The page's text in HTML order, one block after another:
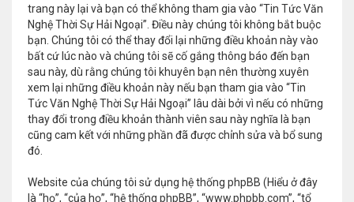
trang này lại và bạn có thể không tham gia vào “Tin Tức Văn
Nghệ Thời Sự Hải Ngoại”. Điều này chúng tôi không bắt buộc
bạn. Chúng tôi có thể thay đổi lại những điều khoản này vào
bất cứ lúc nào và chúng tôi sẽ cố gắng thông báo đến bạn
sau này, dù rằng chúng tôi khuyên bạn nên thường xuyên
xem lại những điều khoản này nếu bạn tham gia vào “Tin
Tức Văn Nghệ Thời Sự Hải Ngoại” lâu dài bởi vì nếu có những
thay đổi trong điều khoản thành viên sau này nghĩa là bạn
cũng cam kết với những phần đã được chỉnh sửa và bổ sung
đó.
Website của chúng tôi sử dụng hệ thống phpBB (Hiểu ở đây
là “họ”, “của họ”, “hệ thống phpBB”, “www.phpbb.com”, “tổ